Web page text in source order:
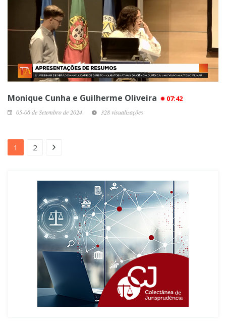
Monique Cunha e Guilherme Oliveira 07:42
05-06 de Setembro de 2024 328 visualizações
1 2